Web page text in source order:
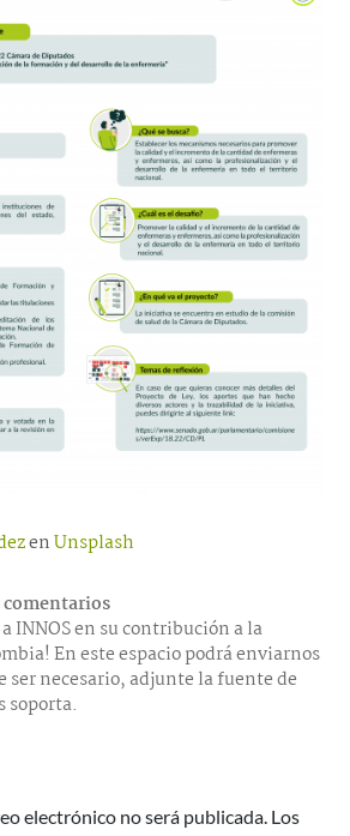
enUnsplash
comentarios
INNOS en su contribución a la
En este espacio podrá enviarnos
ser necesario, adjunte la fuente de
soporta.
electrónico no será publicada. Los